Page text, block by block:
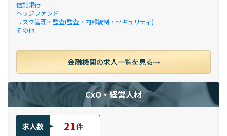
信託銀行
ヘッジファンド
リスク管理・監査(監査・内部統制・セキュリティ)
その他
金融機関の求人一覧を見る
CxO・経営人材
求人数 21件